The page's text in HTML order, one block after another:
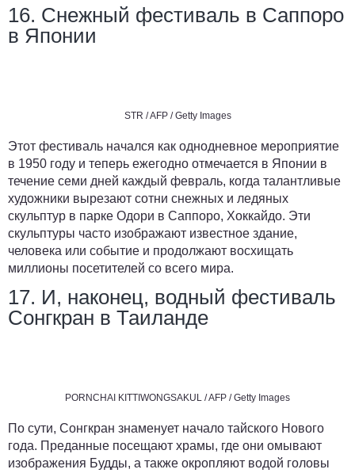
16. Снежный фестиваль в Саппоро
в Японии
STR / AFP / Getty Images
Этот фестиваль начался как однодневное мероприятие
в 1950 году и теперь ежегодно отмечается в Японии в
течение семи дней каждый февраль, когда талантливые
художники вырезают сотни снежных и ледяных
скульптур в парке Одори в Саппоро, Хоккайдо. Эти
скульптуры часто изображают известное здание,
человека или событие и продолжают восхищать
миллионы посетителей со всего мира.
17. И, наконец, водный фестиваль
Сонгкран в Таиланде
PORNCHAI KITTIWONGSAKUL / AFP / Getty Images
По сути, Сонгкран знаменует начало тайского Нового
года. Преданные посещают храмы, где они омывают
изображения Будды, а также окропляют водой головы